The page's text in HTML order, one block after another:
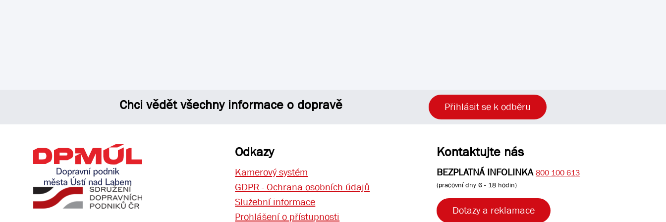
Chci vědět všechny informace o dopravě Přihlásit se k odběru
Odkazy
Kamerový systém
GDPR - Ochrana osobních údajů
Služební informace
Prohlášení o přístupnosti
Kontaktujte nás
BEZPLATNÁ INFOLINKA 800 100 613
(pracovní dny 6 - 18 hodin)
Dotazy a reklamace